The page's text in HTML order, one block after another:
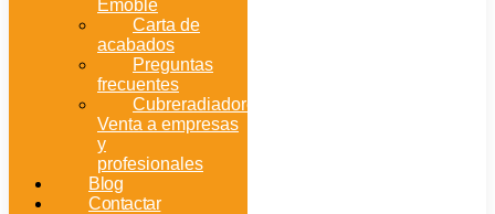
Emoble
Carta de
acabados
Preguntas
frecuentes
Cubreradiadores:
Venta a empresas
y
profesionales
Blog
Contactar